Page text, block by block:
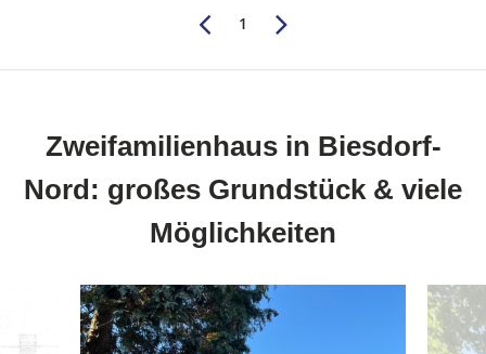
1
Zweifamilienhaus in Biesdorf-
Nord: großes Grundstück & viele
Möglichkeiten